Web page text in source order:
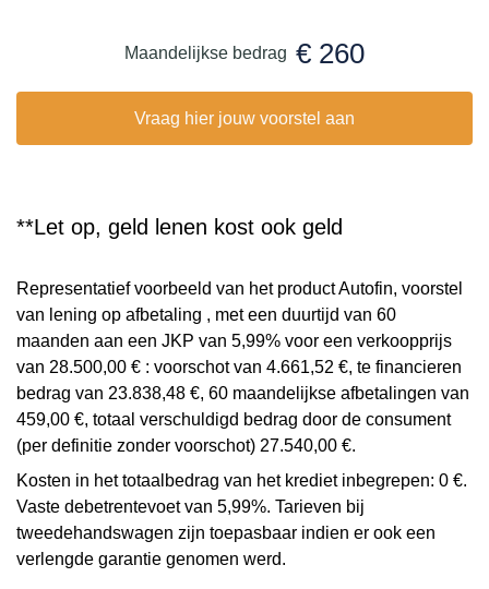
Maandelijkse bedrag € 260
Vraag hier jouw voorstel aan
**Let op, geld lenen kost ook geld
Representatief voorbeeld van het product Autofin, voorstel
van lening op afbetaling , met een duurtijd van 60
maanden aan een JKP van 5,99% voor een verkoopprijs
van 28.500,00 € : voorschot van 4.661,52 €, te financieren
bedrag van 23.838,48 €, 60 maandelijkse afbetalingen van
459,00 €, totaal verschuldigd bedrag door de consument
(per definitie zonder voorschot) 27.540,00 €.
Kosten in het totaalbedrag van het krediet inbegrepen: 0 €.
Vaste debetrentevoet van 5,99%. Tarieven bij
tweedehandswagen zijn toepasbaar indien er ook een
verlengde garantie genomen werd.